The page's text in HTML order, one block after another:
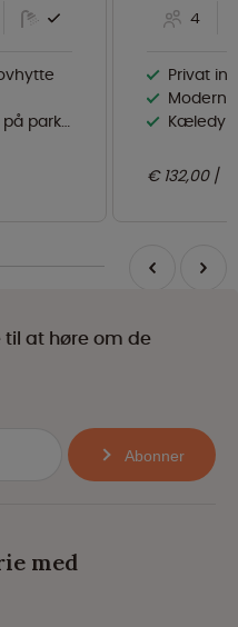
parken
4
Privat
€ 132,00
at høre om de
Abonner
med